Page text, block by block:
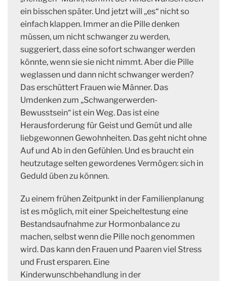
ein bisschen später. Und jetzt will „es“ nicht so
einfach klappen. Immer an die Pille denken
müssen, um nicht schwanger zu werden,
suggeriert, dass eine sofort schwanger werden
könnte, wenn sie sie nicht nimmt. Aber die Pille
weglassen und dann nicht schwanger werden?
Das erschüttert Frauen wie Männer. Das
Umdenken zum „Schwangerwerden-
Bewusstsein“ ist ein Weg. Das ist eine
Herausforderung für Geist und Gemüt und alle
liebgewonnen Gewohnheiten. Das geht nicht ohne
Auf und Ab in den Gefühlen. Und es braucht ein
heutzutage selten gewordenes Vermögen: sich in
Geduld üben zu können.
Zu einem frühen Zeitpunkt in der Familienplanung
ist es möglich, mit einer Speicheltestung eine
Bestandsaufnahme zur Hormonbalance zu
machen, selbst wenn die Pille noch genommen
wird. Das kann den Frauen und Paaren viel Stress
und Frust ersparen. Eine
Kinderwunschbehandlung in der